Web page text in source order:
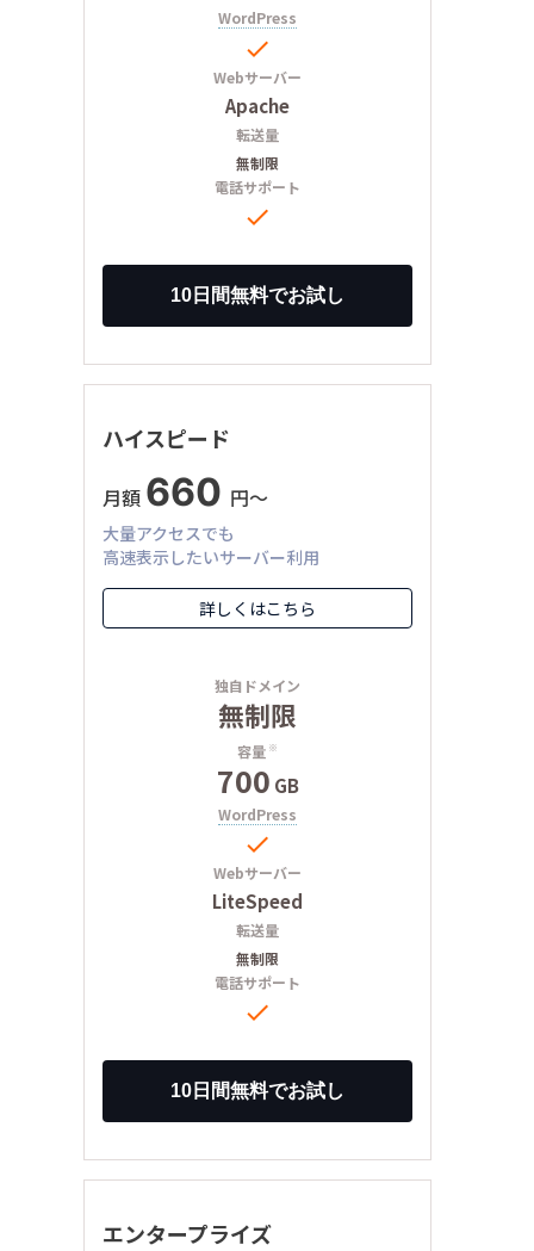
WordPress

Webサーバー
Apache
転送量
無制限
電話サポート

ハイスピード
月額 660 円〜
大量アクセスでも
高速表示したいサーバー利用
詳しくはこちら
独自ドメイン
無制限
容量 ※
700 GB
WordPress

Webサーバー
LiteSpeed
転送量
無制限
電話サポート

エンタープライズ